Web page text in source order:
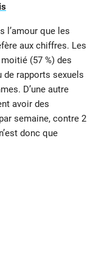
l’amour que les
aux chiffres. Les
(57 %) des
de rapports sexuels
D’une autre
avoir des
semaine, contre 2
donc que